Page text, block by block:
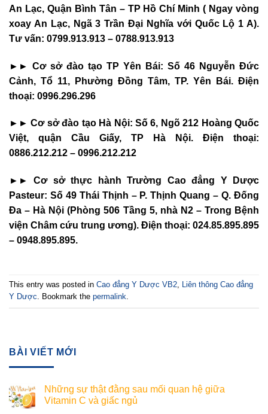
BÀI VIẾT MỚI
Những sự thật đằng sau mối quan hệ giữa
Vitamin C và giấc ngủ
An Lạc, Quận Bình Tân – TP Hồ Chí Minh ( Ngay vòng
xoay An Lạc, Ngã 3 Trần Đại Nghĩa với Quốc Lộ 1 A).
Tư vấn: 0799.913.913 – 0788.913.913
►► Cơ sở đào tạo TP Yên Bái: Số 46 Nguyễn Đức
Cảnh, Tổ 11, Phường Đồng Tâm, TP. Yên Bái. Điện
thoại: 0996.296.296
►► Cơ sở đào tạo Hà Nội: Số 6, Ngõ 212 Hoàng Quốc
Việt, quận Cầu Giấy, TP Hà Nội. Điện thoại:
0886.212.212 – 0996.212.212
►► Cơ sở thực hành Trường Cao đẳng Y Dược
Pasteur: Số 49 Thái Thịnh – P. Thịnh Quang – Q. Đống
Đa – Hà Nội (Phòng 506 Tầng 5, nhà N2 – Trong Bệnh
viện Châm cứu trung ương). Điện thoại: 024.85.895.895
– 0948.895.895.
This entry was posted in Cao đẳng Y Dược VB2, Liên thông Cao đẳng
Y Dược. Bookmark the permalink.